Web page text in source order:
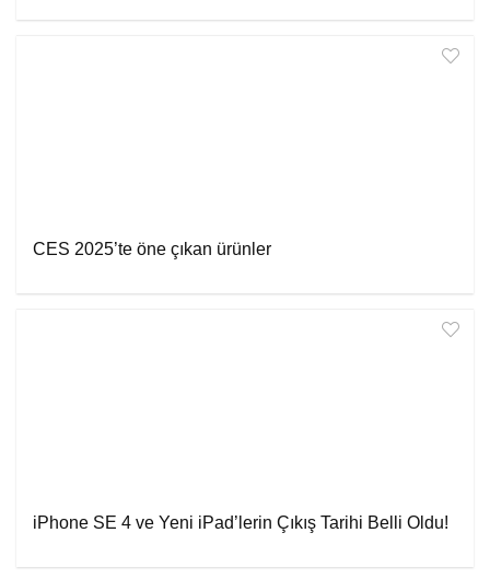
CES 2025’te öne çıkan ürünler
iPhone SE 4 ve Yeni iPad’lerin Çıkış Tarihi Belli Oldu!